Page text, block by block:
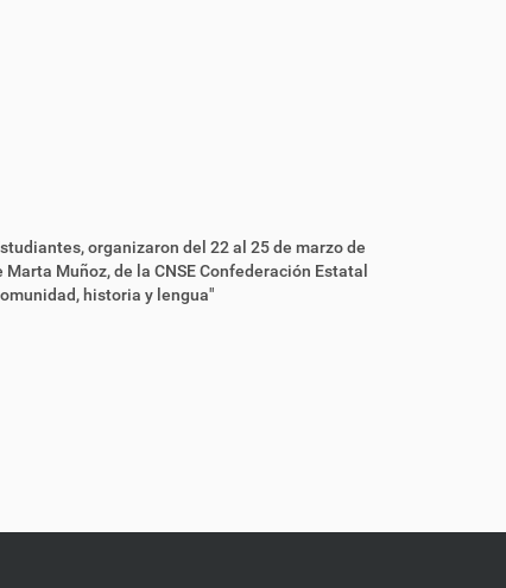
organizaron del 22 al 25 de marzo de
Muñoz, de la CNSE Confederación Estatal
historia y lengua"